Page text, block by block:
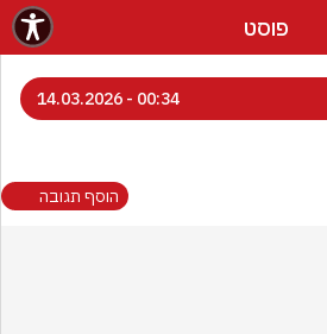
פוסט
00:34 - 14.03.2026
הוסף תגובה